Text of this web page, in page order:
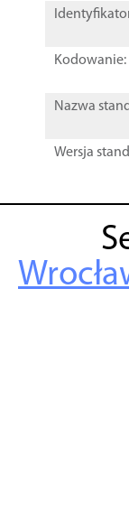
Kodowanie:
Nazwa
Wersja